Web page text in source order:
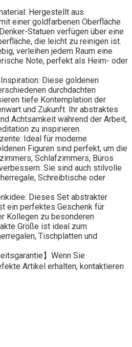
Hergestellt aus
einer goldfarbenen Oberfläche
Statuen verfügen über eine
die leicht zu reinigen ist.
verleihen jedem Raum eine
Note, perfekt als Heim- oder
Diese goldenen
durchdachten
tiefe Kontemplation der
und Zukunft. Ihr abstraktes
Achtsamkeit während der Arbeit,
zu inspirieren.
Ideal für moderne
Figuren sind perfekt, um die
Schlafzimmers, Büros
Sie sind auch stilvolle
Schreibtische oder
Dieses Set abstrakter
ein perfektes Geschenk für
Kollegen zu besonderen
Größe ist ideal zum
Tischplatten und
】Wenn Sie
Artikel erhalten, kontaktieren